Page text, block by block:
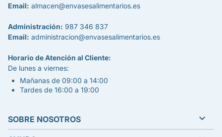
Email: almacen@envasesalimentarios.es
Administración: 987 346 837
Email: administracion@envasesalimentarios.es
Horario de Atención al Cliente:
De lunes a viernes:
Mañanas de 09:00 a 14:00
Tardes de 16:00 a 19:00
SOBRE NOSOTROS 